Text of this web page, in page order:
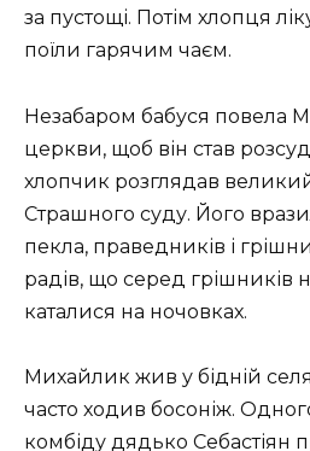
за пустощі. Потім хлопця
поїли гарячим чаєм.
Незабаром бабуся повела
церкви, щоб він став
хлопчик розглядав
Страшного суду. Його
пекла, праведників і
радів, що серед грішників
каталися на ночовках.
Михайлик жив у бідній
часто ходив босоніж.
комбіду дядько Себастіян